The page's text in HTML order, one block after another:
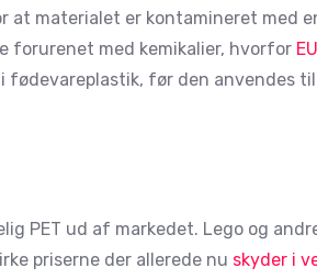
at materialet er kontamineret med
forurenet med kemikalier, hvorfor
fødevareplastik, før den anvendes
PET ud af markedet. Lego og
priserne der allerede nu skyder i